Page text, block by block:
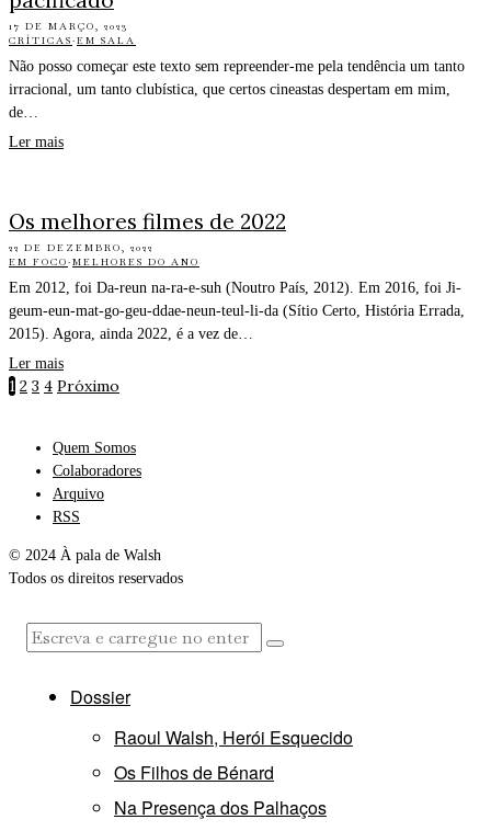
17 DE MARÇO, 2023
CRÍTICAS·EM SALA
Não posso começar este texto sem repreender-me pela tendência um tanto
irracional, um tanto clubística, que certos cineastas despertam em mim,
de…
Ler mais
Os melhores filmes de 2022
22 DE DEZEMBRO, 2022
EM FOCO·MELHORES DO ANO
Em 2012, foi Da-reun na-ra-e-suh (Noutro País, 2012). Em 2016, foi Ji-
geum-eun-mat-go-geu-ddae-neun-teul-li-da (Sítio Certo, História Errada,
2015). Agora, ainda 2022, é a vez de…
Ler mais
1 2 3 4 Próximo
Quem Somos
Colaboradores
Arquivo
RSS
© 2024 À pala de Walsh
Todos os direitos reservados
Dossier
Raoul Walsh, Herói Esquecido
Os Filhos de Bénard
Na Presença dos Palhaços